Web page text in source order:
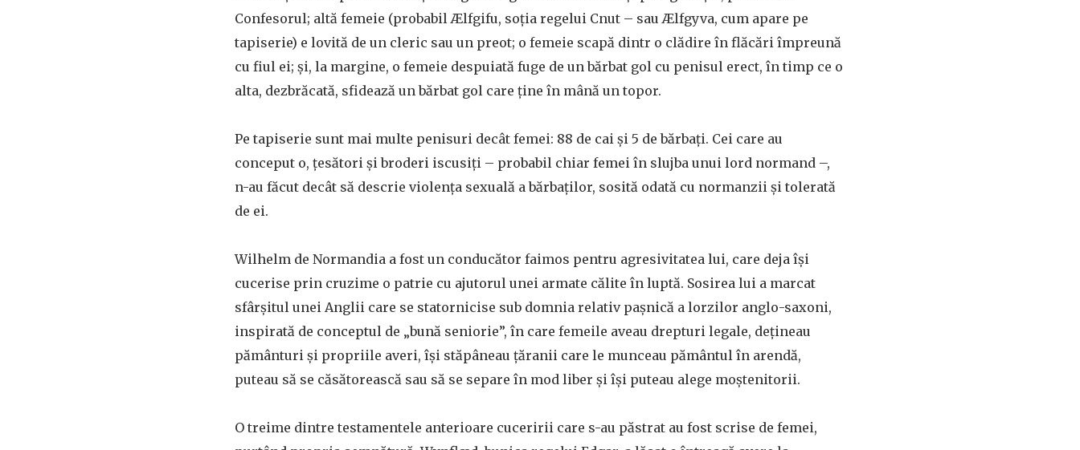
Confesorul; altă femeie (probabil Ælfgifu, soția regelui Cnut – sau Ælfgyva, cum apare pe
tapiserie) e lovită de un cleric sau un preot; o femeie scapă dintr o clădire în flăcări împreună
cu fiul ei; și, la margine, o femeie despuiată fuge de un bărbat gol cu penisul erect, în timp ce o
alta, dezbrăcată, sfidează un bărbat gol care ține în mână un topor.
Pe tapiserie sunt mai multe penisuri decât femei: 88 de cai și 5 de bărbați. Cei care au
conceput o, țesători și broderi iscusiți – probabil chiar femei în slujba unui lord normand –,
n-au făcut decât să descrie violența sexuală a bărbaților, sosită odată cu normanzii și tolerată
de ei.
Wilhelm de Normandia a fost un conducător faimos pentru agresivitatea lui, care deja își
cucerise prin cruzime o patrie cu ajutorul unei armate călite în luptă. Sosirea lui a marcat
sfârșitul unei Anglii care se statornicise sub domnia relativ pașnică a lorzilor anglo-saxoni,
inspirată de conceptul de „bună seniorie”, în care femeile aveau drepturi legale, dețineau
pământuri și propriile averi, își stăpâneau țăranii care le munceau pământul în arendă,
puteau să se căsătorească sau să se separe în mod liber și își puteau alege moștenitorii.
O treime dintre testamentele anterioare cuceririi care s-au păstrat au fost scrise de femei,